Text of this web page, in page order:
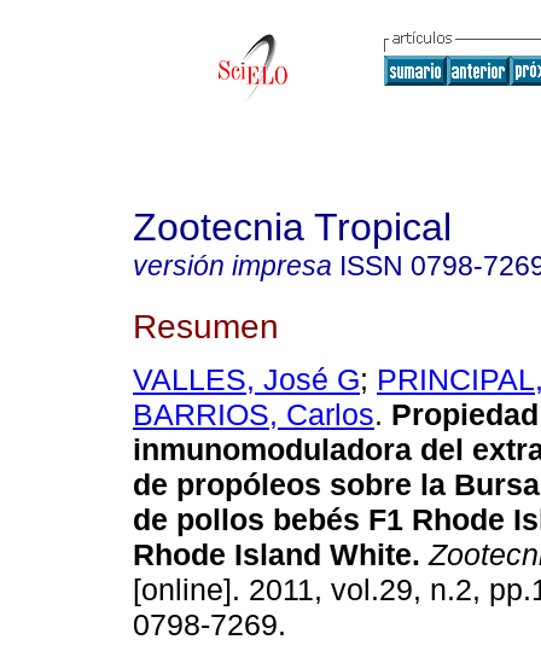
Zootecnia Tropical
versión impresa ISSN 0798-
Resumen
VALLES, José G;
BARRIOS, Carlos. Propiedad
inmunomoduladora del
de propóleos sobre la
de pollos bebés F1 Rhode
Rhode Island White.
[online]. 2011, vol.29, n.2,
0798-7269.